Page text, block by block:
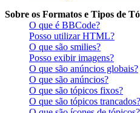
Sobre os Formatos e Tipos de
O que é BBCode?
Posso utilizar HTML?
O que são smilies?
Posso exibir imagens?
O que são anúncios globais?
O que são anúncios?
O que são tópicos fixos?
O que são tópicos trancados?